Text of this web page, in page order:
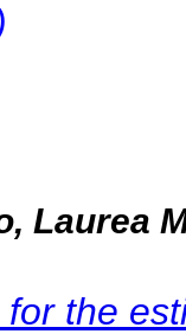
Laurea
the